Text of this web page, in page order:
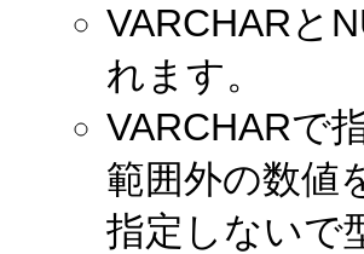
VARCHARと
れます。
VARCHARで
範囲外の数値
指定しないで